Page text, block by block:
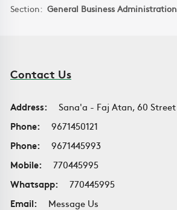
Section: General Business Administration
Contact Us
Address:
Sana'a - Faj Atan, 60 Street
Phone:
9671450121
Phone:
9671445993
Mobile:
770445995
Whatsapp:
770445995
Email:
Message Us